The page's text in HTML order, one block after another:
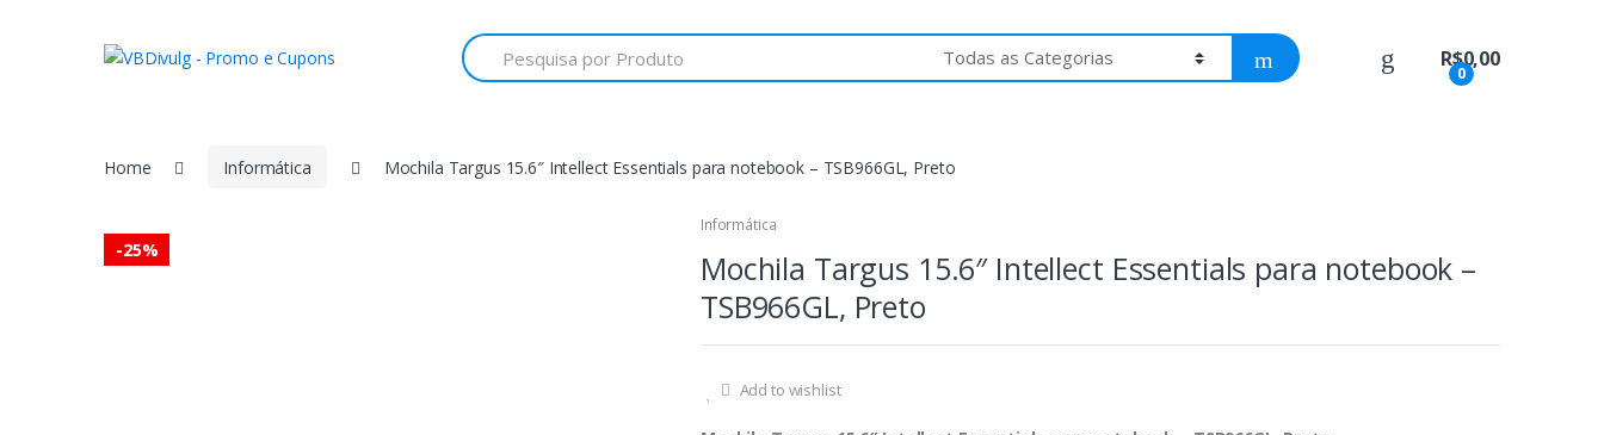
Search
for:
0
R$0,00
Home Informática Mochila Targus 15.6″ Intellect Essentials para notebook – TSB966GL, Preto
-25%
Informática
Mochila Targus 15.6″ Intellect Essentials para notebook –
TSB966GL, Preto
Add to wishlist